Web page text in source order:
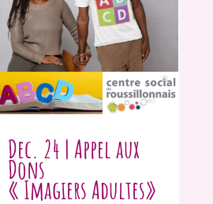
Dec. 24 | Appel aux
Dons
« Imagiers Adultes»